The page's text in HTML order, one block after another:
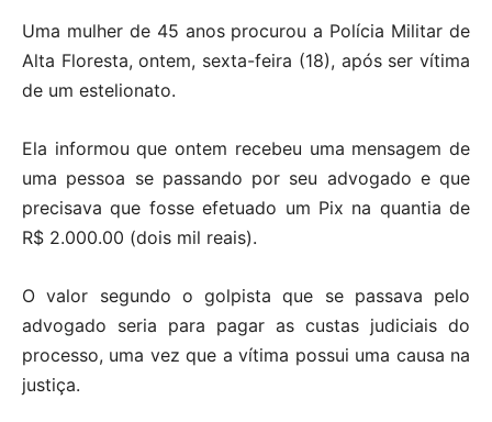
Uma mulher de 45 anos procurou a Polícia Militar de
Alta Floresta, ontem, sexta-feira (18), após ser vítima
de um estelionato.
Ela informou que ontem recebeu uma mensagem de
uma pessoa se passando por seu advogado e que
precisava que fosse efetuado um Pix na quantia de
R$ 2.000.00 (dois mil reais).
O valor segundo o golpista que se passava pelo
advogado seria para pagar as custas judiciais do
processo, uma vez que a vítima possui uma causa na
justiça.